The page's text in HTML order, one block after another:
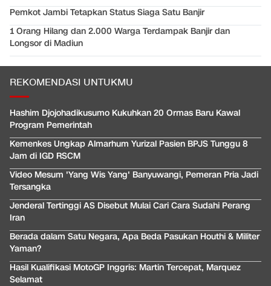
Pemkot Jambi Tetapkan Status Siaga Satu Banjir
1 Orang Hilang dan 2.000 Warga Terdampak Banjir dan
Longsor di Madiun
REKOMENDASI UNTUKMU
Hashim Djojohadikusumo Kukuhkan 20 Ormas Baru Kawal
Program Pemerintah
Kemenkes Ungkap Almarhum Yurizal Pasien BPJS Tunggu 8
Jam di IGD RSCM
Video Mesum 'Yang Wis Yang' Banyuwangi, Pemeran Pria Jadi
Tersangka
Jenderal Tertinggi AS Disebut Mulai Cari Cara Sudahi Perang
Iran
Berada dalam Satu Negara, Apa Beda Pasukan Houthi & Militer
Yaman?
Hasil Kualifikasi MotoGP Inggris: Martin Tercepat, Marquez
Selamat